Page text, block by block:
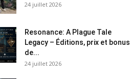
24 juillet 2026
Resonance: A Plague Tale
Legacy – Éditions, prix et bonus
de...
24 juillet 2026